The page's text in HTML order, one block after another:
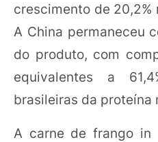
crescimento de 20,2%
A China permaneceu
do produto, com
equivalentes a
brasileiras da proteína
A carne de frango in